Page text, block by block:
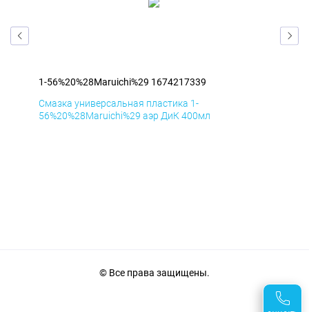
1-56%20%28Maruichi%29 1674217339
Смазка универсальная пластика 1-
56%20%28Maruichi%29 аэр ДиК 400мл
© Все права защищены.